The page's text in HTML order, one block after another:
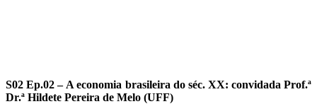
S02 Ep.02 – A economia brasileira do séc. XX: convidada Prof.ª
Dr.ª Hildete Pereira de Melo (UFF)